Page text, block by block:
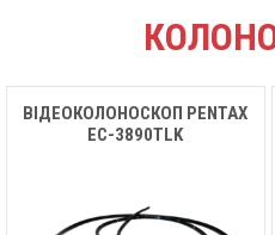
ВІДЕОКОЛОНОСКОП PENTAX
EC-3890TLK